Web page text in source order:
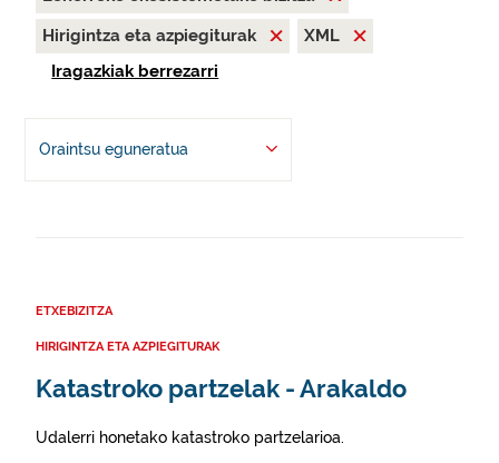
Hirigintza eta azpiegiturak
XML
Iragazkiak berrezarri
Oraintsu eguneratua
ETXEBIZITZA
HIRIGINTZA ETA AZPIEGITURAK
Katastroko partzelak - Arakaldo
Udalerri honetako katastroko partzelarioa.